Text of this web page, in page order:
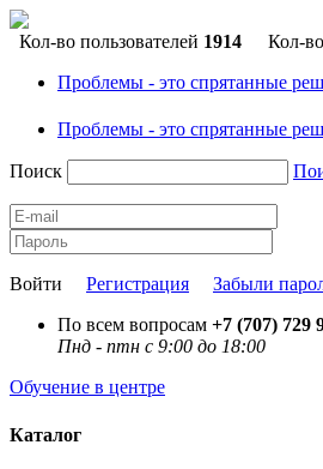
Кол-во пользователей 1914 Кол-
Проблемы - это спрятанные
Проблемы - это спрятанные
Поиск
Войти Регистрация
Забыли
По всем вопросам +7 (707) 729
Пнд - птн с 9:00 до 18:00
Обучение в центре
Каталог